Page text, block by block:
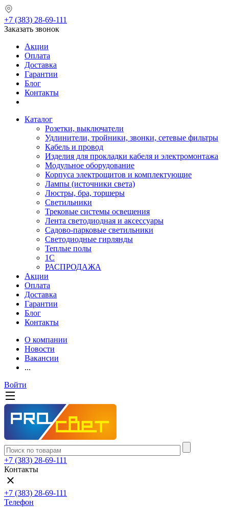
+7 (383) 28-69-111
Заказать звонок
Акции
Оплата
Доставка
Гарантии
Блог
Контакты
Каталог
Розетки, выключатели
Удлинители, тройники, звонки, сетевые фильтры
Кабель и провод
Изделия для прокладки кабеля и электромонтажа
Модульное оборудование
Корпуса электрощитов и комплектующие
Лампы (источники света)
Люстры, бра, торшеры
Светильники
Трековые системы освещения
Лента светодиодная и аксессуары
Садово-парковые светильники
Светодиодные гирлянды
Теплые полы
1С
РАСПРОДАЖА
Акции
Оплата
Доставка
Гарантии
Блог
Контакты
О компании
Новости
Вакансии
...
Войти
+7 (383) 28-69-111
Контакты
+7 (383) 28-69-111
Телефон